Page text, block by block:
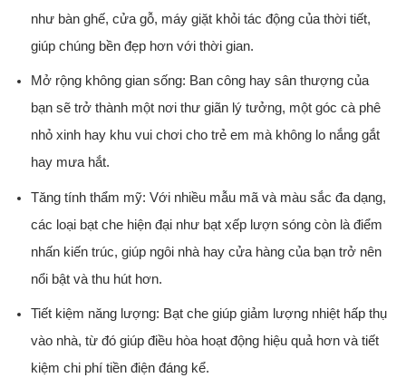
như bàn ghế, cửa gỗ, máy giặt khỏi tác động của thời tiết,
giúp chúng bền đẹp hơn với thời gian.
Mở rộng không gian sống: Ban công hay sân thượng của
bạn sẽ trở thành một nơi thư giãn lý tưởng, một góc cà phê
nhỏ xinh hay khu vui chơi cho trẻ em mà không lo nắng gắt
hay mưa hắt.
Tăng tính thẩm mỹ: Với nhiều mẫu mã và màu sắc đa dạng,
các loại bạt che hiện đại như bạt xếp lượn sóngcòn là điểm
nhấn kiến trúc, giúp ngôi nhà hay cửa hàng của bạn trở nên
nổi bật và thu hút hơn.
Tiết kiệm năng lượng: Bạt che giúp giảm lượng nhiệt hấp thụ
vào nhà, từ đó giúp điều hòa hoạt động hiệu quả hơn và tiết
kiệm chi phí tiền điện đáng kể.